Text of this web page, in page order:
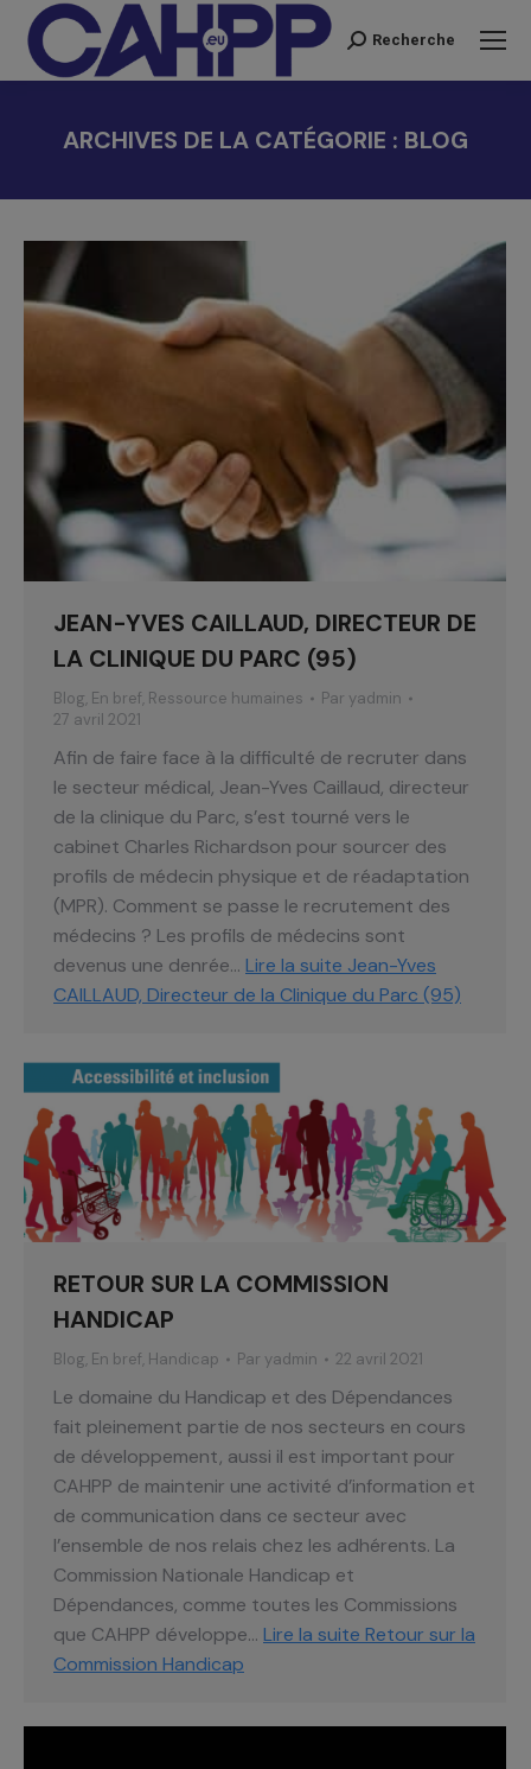
Recherche
Recherche
ARCHIVES DE LA CATÉGORIE : BLOG
JEAN-YVES CAILLAUD, DIRECTEUR DE
LA CLINIQUE DU PARC (95)
Blog, En bref, Ressource humaines Par yadmin
27 avril 2021
Afin de faire face à la difficulté de recruter dans
le secteur médical, Jean-Yves Caillaud, directeur
de la clinique du Parc, s’est tourné vers le
cabinet Charles Richardson pour sourcer des
profils de médecin physique et de réadaptation
(MPR). Comment se passe le recrutement des
médecins ? Les profils de médecins sont
devenus une denrée… Lire la suite Jean-Yves
CAILLAUD, Directeur de la Clinique du Parc (95)
RETOUR SUR LA COMMISSION
HANDICAP
Blog, En bref, Handicap Par yadmin 22 avril 2021
Le domaine du Handicap et des Dépendances
fait pleinement partie de nos secteurs en cours
de développement, aussi il est important pour
CAHPP de maintenir une activité d’information et
de communication dans ce secteur avec
l’ensemble de nos relais chez les adhérents. La
Commission Nationale Handicap et
Dépendances, comme toutes les Commissions
que CAHPP développe… Lire la suite Retour sur la
Commission Handicap